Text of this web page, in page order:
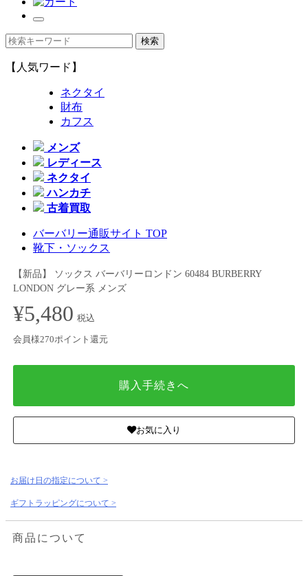
【人気ワード】
ネクタイ
財布
カフス
メンズ
レディース
ネクタイ
ハンカチ
古着買取
バーバリー通販サイト TOP
靴下・ソックス
【新品】 ソックス バーバリーロンドン 60484 BURBERRY
LONDON グレー系 メンズ
¥5,480 税込
会員様270ポイント還元
購入手続きへ
お気に入り
お届け日の指定について >
ギフトラッピングについて >
商品について